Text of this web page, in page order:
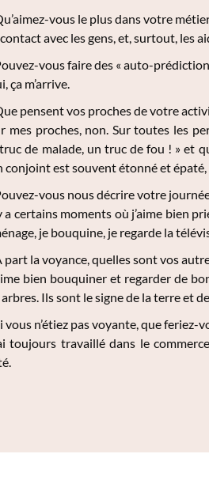
vous le plus dans votre
avec les gens, et, surtout, les
vous faire des « auto-
ça m’arrive.
pensent vos proches de votre
mes proches, non. Sur toutes les
truc de malade, un truc de fou ! » et
conjoint est souvent étonné et épaté,
vous nous décrire votre
a certains moments où j’aime bien
je bouquine, je regarde la
part la voyance, quelles sont vos
bien bouquiner et regarder de
Ils sont le signe de la terre et
vous n’étiez pas voyante, que feriez-
toujours travaillé dans le